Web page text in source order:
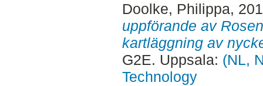
Doolke, Philippa,
uppförande av
kartläggning av
G2E. Uppsala: (NL,
Technology